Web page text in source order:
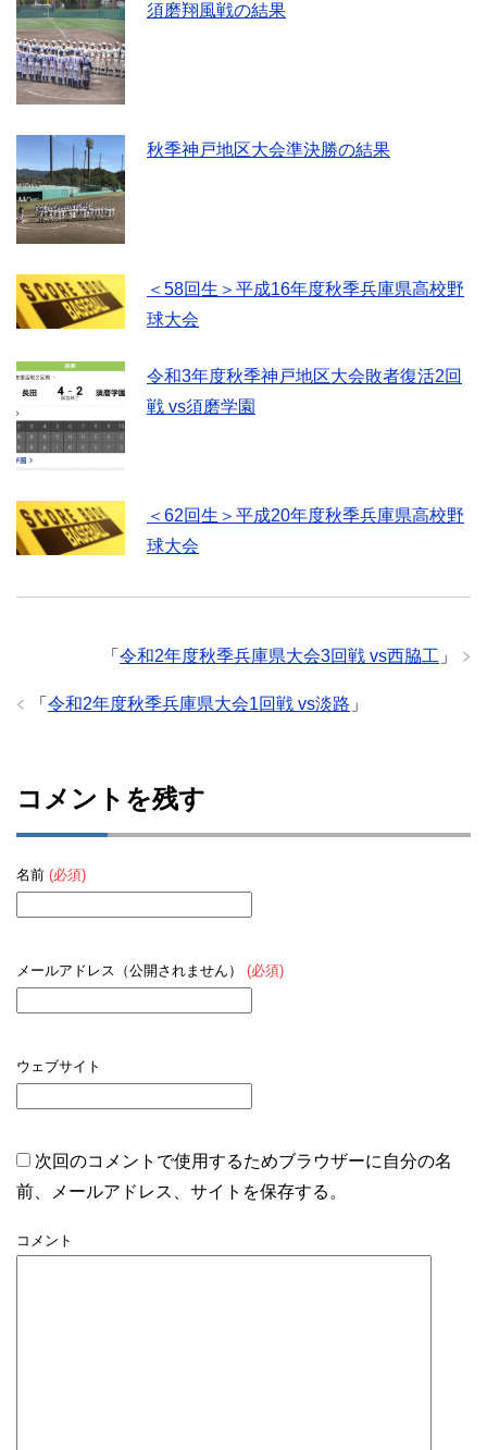
須磨翔風戦の結果
秋季神戸地区大会準決勝の結果
＜58回生＞平成16年度秋季兵庫県高校野
球大会
令和3年度秋季神戸地区大会敗者復活2回
戦 vs須磨学園
＜62回生＞平成20年度秋季兵庫県高校野
球大会
「 令和2年度秋季兵庫県大会3回戦 vs西脇工 」
「 令和2年度秋季兵庫県大会1回戦 vs淡路 」
コメントを残す
名前 (必須)
メールアドレス（公開されません） (必須)
ウェブサイト
次回のコメントで使用するためブラウザーに自分の名
前、メールアドレス、サイトを保存する。
コメント